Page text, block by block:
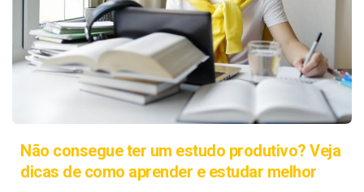
Não consegue ter um estudo produtivo? Veja
dicas de como aprender e estudar melhor